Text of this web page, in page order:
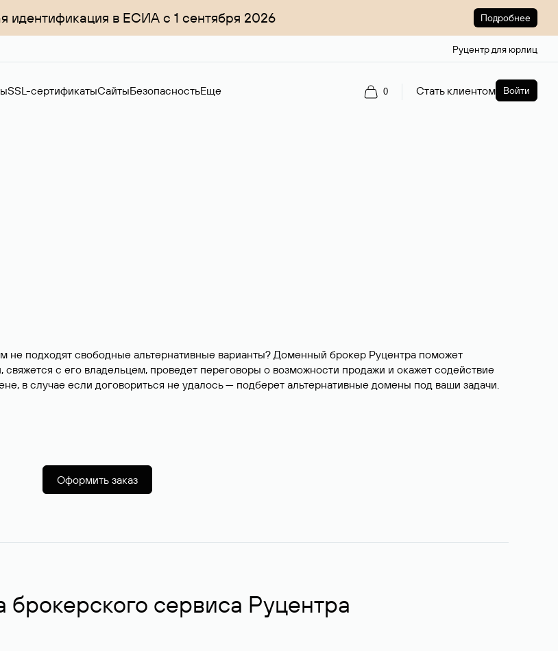
идентификация в ЕСИА с 1 сентября 2026 Подробнее
Руцентр для юрлиц
SSL-сертификатыСайтыБезопасностьЕще 0 Стать клиентом Войти
не подходят свободные альтернативные варианты? Доменный брокер Руцентра поможет
с его владельцем, проведет переговоры о возможности продажи и окажет содействие
в случае если договориться не удалось — подберет альтернативные домены под ваши задачи.
Оформить заказ
сервиса Руцентра